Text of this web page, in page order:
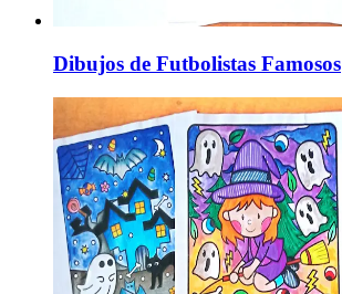
Dibujos de Futbolistas Famosos